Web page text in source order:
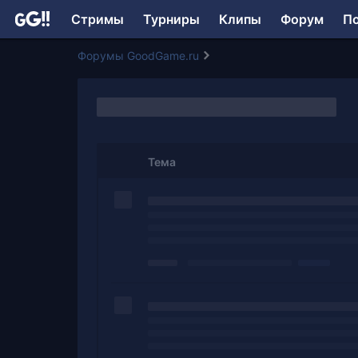
Стримы Турниры Клипы Форум
Форумы GoodGame.ru
Тема